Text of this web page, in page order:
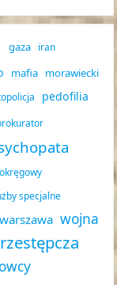
gaza iran
mafia morawiecki
pedofilia
specjalne
warszawa wojna